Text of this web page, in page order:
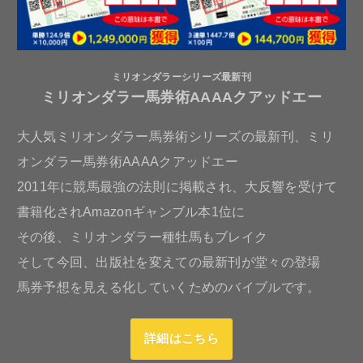
ミリオンダラーシリーズ最新刊
ミリオンダラー馬券術AAAAクアッドエー
大人気ミリオンダラー馬券術シリーズの最新刊、ミリ
オンダラー馬券術AAAAクアッドエー
2011年に競馬最強の法則に掲載され、大反響を受けて
書籍化されAmazonギャンブル本1位に
その後、ミリオンダラー種牡馬もブレイク
そして今回、出版社を変えての最新刊が堂々の登場
馬券予想を見える化していくためのバイブルです。
詳細はこちら